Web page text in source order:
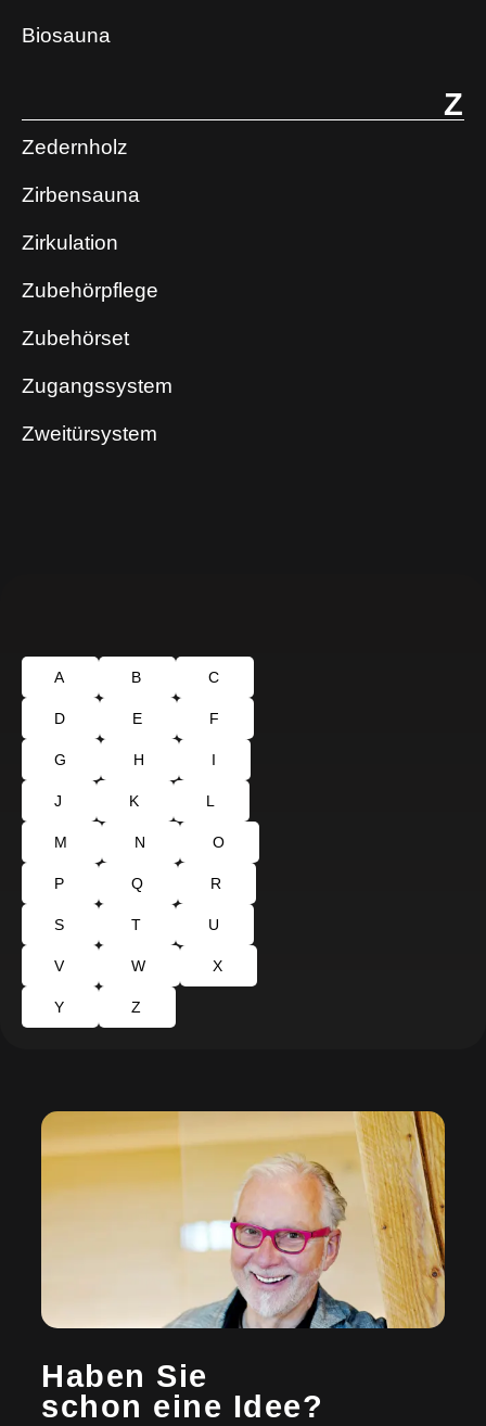
Biosauna
Z
Zedernholz
Zirbensauna
Zirkulation
Zubehörpflege
Zubehörset
Zugangssystem
Zweitürsystem
A B C
D E F
G H I
J K L
M N O
P Q R
S T U
V W X
Y Z
Haben Sie
schon eine Idee?